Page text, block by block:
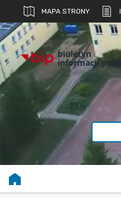
MAPA STRONY
biuletyn
informacji